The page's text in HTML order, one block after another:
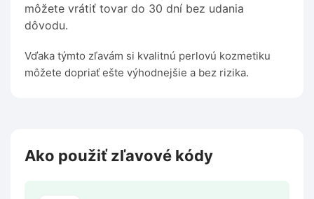
môžete vrátiť tovar do 30 dní bez udania
dôvodu.
Vďaka týmto zľavám si kvalitnú perlovú kozmetiku
môžete dopriať ešte výhodnejšie a bez rizika.
Ako použiť zľavové kódy